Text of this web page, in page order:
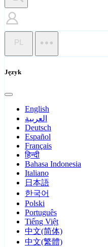
PL
Język
English
العربية
Deutsch
Español
Français
हिन्दी
Bahasa Indonesia
Italiano
日本語
한국어
Polski
Português
Tiếng Việt
中文(简体)
中文(繁體)